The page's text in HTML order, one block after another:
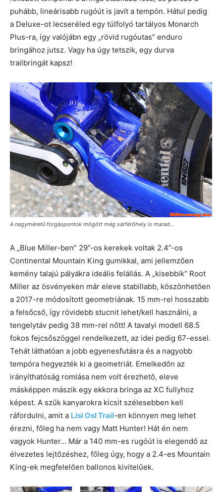
puhább, lineárisabb rugóút is javít a tempón. Hátul pedig
a Deluxe-ot lecseréled egy túlfolyó tartályos Monarch
Plus-ra, így valójábn egy „rövid rugóutas” enduro
bringához jutsz. Vagy ha úgy tetszik, egy durva
trailbringát kapsz!
A nagyméretű forgáspontok mögött még sárférőhely is marad…
A „Blue Miller-ben” 29”-os kerekek voltak 2.4”-os
Continental Mountain King gumikkal, ami jellemzően
kemény talajú pályákra ideális felállás. A „kisebbik” Root
Miller az ösvényeken már eleve stabillabb, köszönhetően
a 2017-re módosított geometriának. 15 mm-rel hosszabb
a felsőcső, így rövidebb stucnit lehet/kell használni, a
tengelytáv pedig 38 mm-rel nőtt! A tavalyi modell 68.5
fokos fejcsőszöggel rendelkezett, az idei pedig 67-essel.
Tehát láthatóan a jobb egyenesfutásra és a nagyobb
tempóra hegyezték ki a geometriát. Emelkedőn az
irányíthatóság romlása nem volt érezhető, eleve
másképpen mászik egy ekkora bringa az XC fullyhoz
képest. A szűk kanyarokra kicsit szélesebben kell
ráfordulni, amit a Lisi Osl Trail-en könnyen meg lehet
érezni, főleg ha nem vagy Matt Hunter! Hát én nem
vagyok Hunter… Már a 140 mm-es rugóút is elegendő az
élvezetes lejtőzéshez, főleg úgy, hogy a 2.4-es Mountain
King-ek megfelelően ballonos kivitelűek.